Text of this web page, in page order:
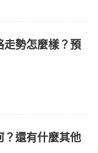
走勢怎麼樣？預
？還有什麼其他